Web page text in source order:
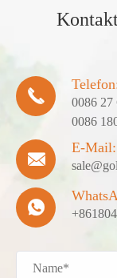

0086 27
0086

E-Mail:
